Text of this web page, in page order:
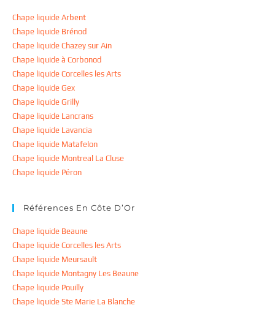
Chape liquide Arbent
Chape liquide Brénod
Chape liquide Chazey sur Ain
Chape liquide à Corbonod
Chape liquide Corcelles les Arts
Chape liquide Gex
Chape liquide Grilly
Chape liquide Lancrans
Chape liquide Lavancia
Chape liquide Matafelon
Chape liquide Montreal La Cluse
Chape liquide Péron
Références En Côte D’Or
Chape liquide Beaune
Chape liquide Corcelles les Arts
Chape liquide Meursault
Chape liquide Montagny Les Beaune
Chape liquide Pouilly
Chape liquide Ste Marie La Blanche